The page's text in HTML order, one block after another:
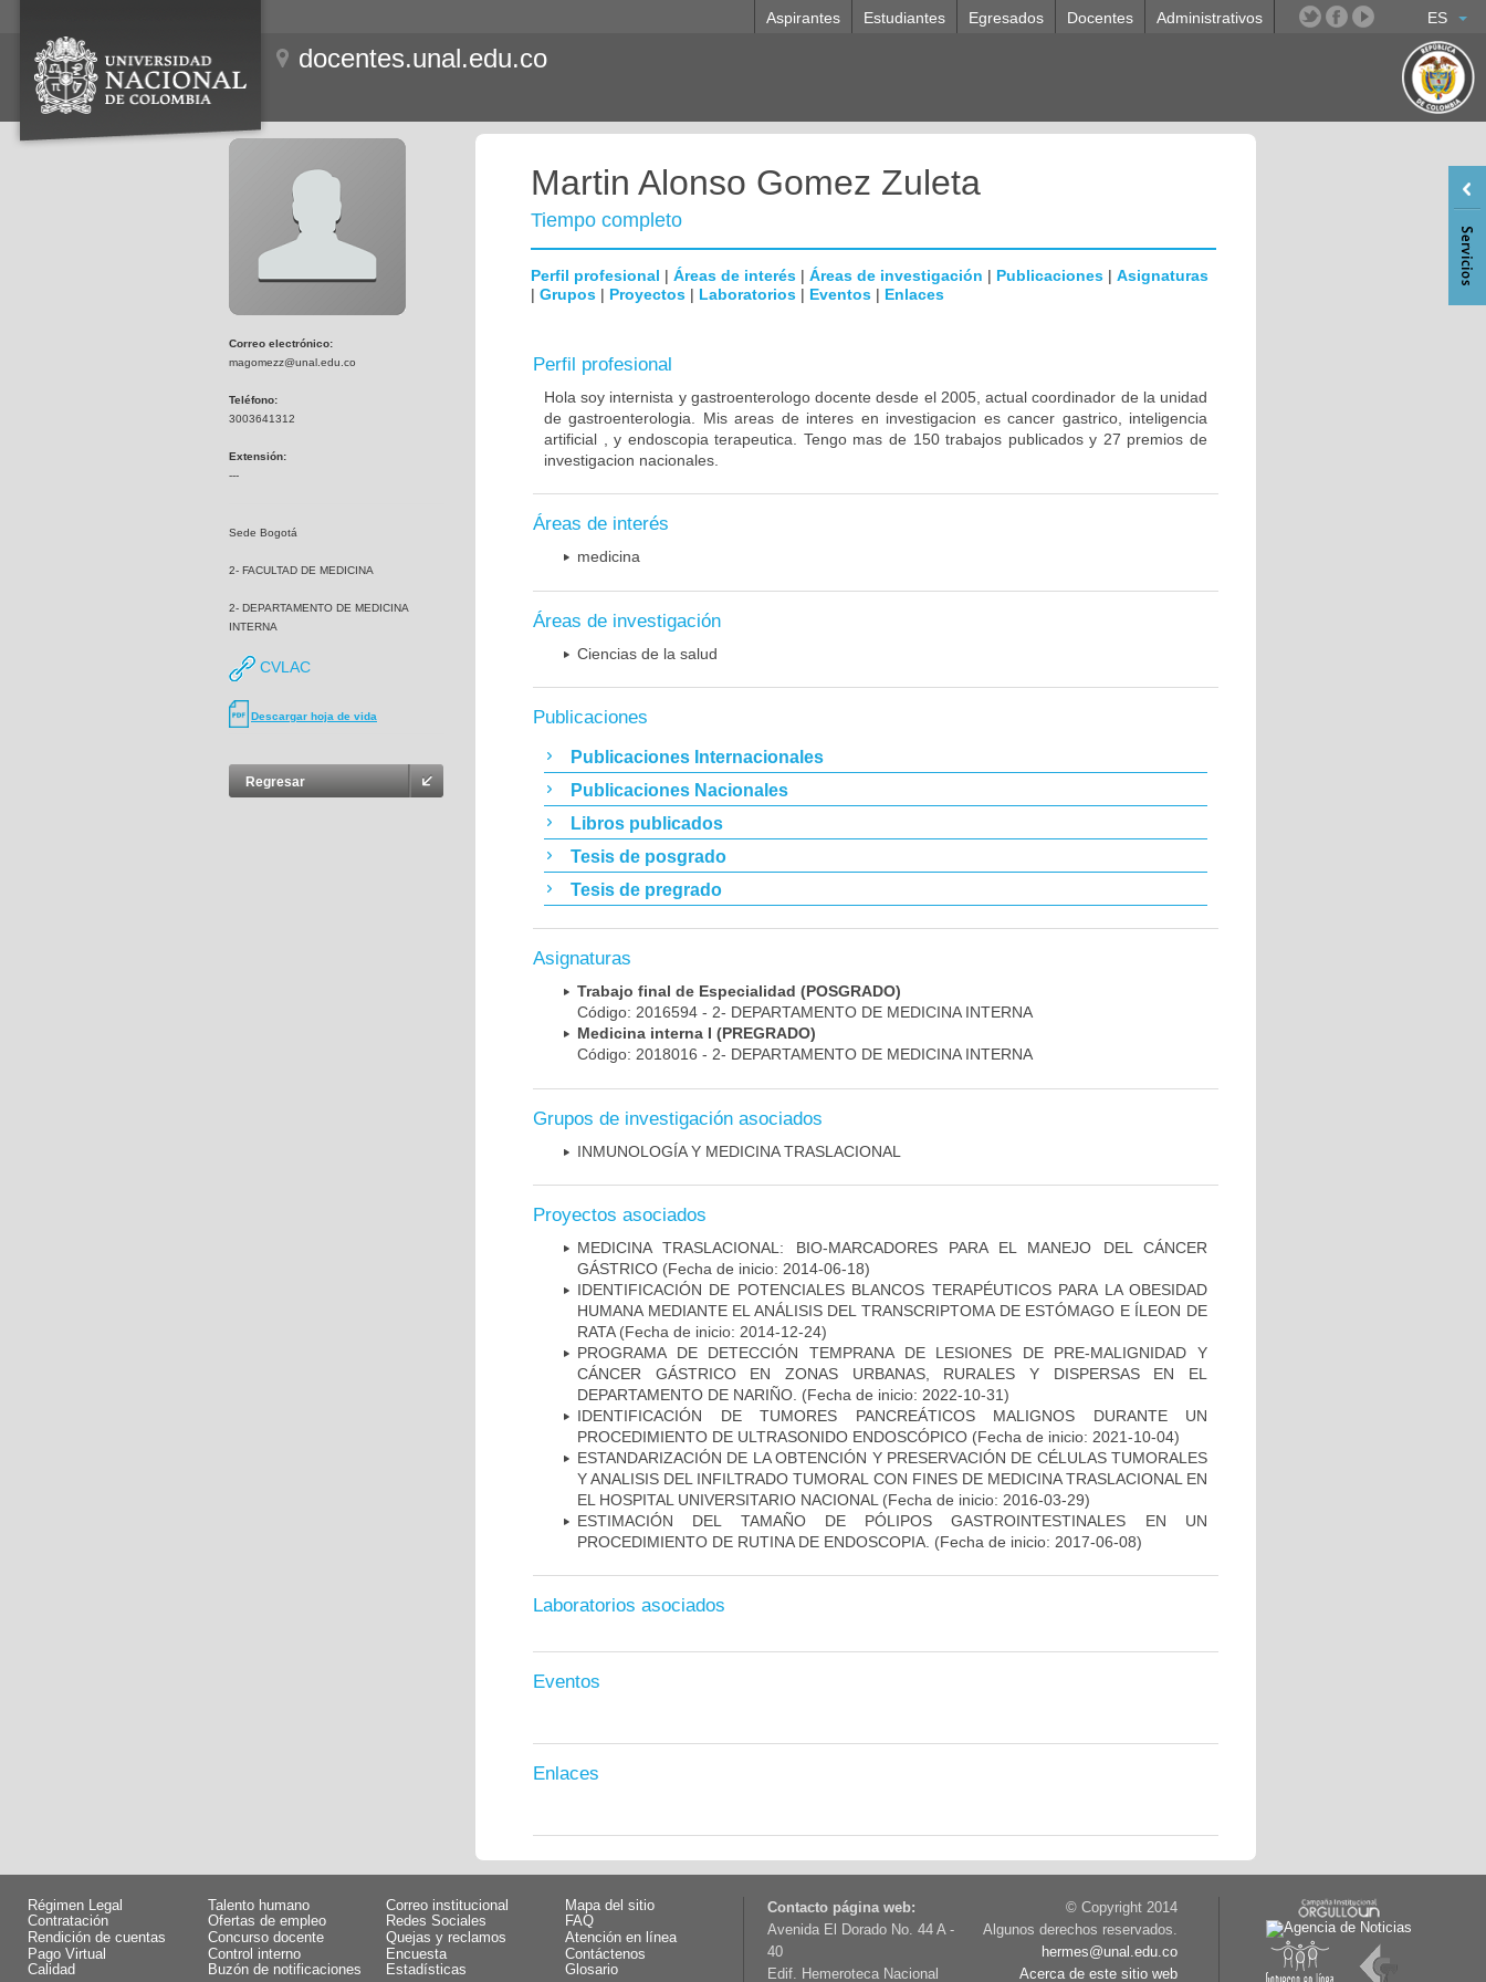
ES
Aspirantes Estudiantes Egresados Docentes Administrativos
docentes.unal.edu.co
Correo electrónico:
magomezz@unal.edu.co
Teléfono:
3003641312
Extensión:
---
Sede Bogotá
2- FACULTAD DE MEDICINA
2- DEPARTAMENTO DE MEDICINA
INTERNA
CVLAC
Descargar hoja de vida
Regresar
Martin Alonso Gomez Zuleta
Tiempo completo
Perfil profesional | Áreas de interés | Áreas de investigación | Publicaciones | Asignaturas
| Grupos | Proyectos | Laboratorios | Eventos | Enlaces
Perfil profesional
Hola soy internista y gastroenterologo docente desde el 2005, actual coordinador de la unidad
de gastroenterologia. Mis areas de interes en investigacion es cancer gastrico, inteligencia
artificial , y endoscopia terapeutica. Tengo mas de 150 trabajos publicados y 27 premios de
investigacion nacionales.
Áreas de interés
medicina
Áreas de investigación
Ciencias de la salud
Publicaciones
Publicaciones Internacionales
Publicaciones Nacionales
Libros publicados
Tesis de posgrado
Tesis de pregrado
Asignaturas
Trabajo final de Especialidad (POSGRADO)
Código: 2016594 - 2- DEPARTAMENTO DE MEDICINA INTERNA
Medicina interna I (PREGRADO)
Código: 2018016 - 2- DEPARTAMENTO DE MEDICINA INTERNA
Grupos de investigación asociados
INMUNOLOGÍA Y MEDICINA TRASLACIONAL
Proyectos asociados
MEDICINA TRASLACIONAL: BIO-MARCADORES PARA EL MANEJO DEL CÁNCER
GÁSTRICO (Fecha de inicio: 2014-06-18)
IDENTIFICACIÓN DE POTENCIALES BLANCOS TERAPÉUTICOS PARA LA OBESIDAD
HUMANA MEDIANTE EL ANÁLISIS DEL TRANSCRIPTOMA DE ESTÓMAGO E ÍLEON DE
RATA(Fecha de inicio: 2014-12-24)
PROGRAMA DE DETECCIÓN TEMPRANA DE LESIONES DE PRE-MALIGNIDAD Y
CÁNCER GÁSTRICO EN ZONAS URBANAS, RURALES Y DISPERSAS EN EL
DEPARTAMENTO DE NARIÑO. (Fecha de inicio: 2022-10-31)
IDENTIFICACIÓN DE TUMORES PANCREÁTICOS MALIGNOS DURANTE UN
PROCEDIMIENTO DE ULTRASONIDO ENDOSCÓPICO (Fecha de inicio: 2021-10-04)
ESTANDARIZACIÓN DE LA OBTENCIÓN Y PRESERVACIÓN DE CÉLULAS TUMORALES
Y ANALISIS DEL INFILTRADO TUMORAL CON FINES DE MEDICINA TRASLACIONAL EN
EL HOSPITAL UNIVERSITARIO NACIONAL (Fecha de inicio: 2016-03-29)
ESTIMACIÓN DEL TAMAÑO DE PÓLIPOS GASTROINTESTINALES EN UN
PROCEDIMIENTO DE RUTINA DE ENDOSCOPIA. (Fecha de inicio: 2017-06-08)
Laboratorios asociados
Eventos
Enlaces
Régimen Legal
Talento humano
Contratación
Ofertas de empleo
Rendición de cuentas
Concurso docente
Pago Virtual
Control interno
Calidad
Buzón de notificaciones
Correo institucional
Mapa del sitio
Redes Sociales
FAQ
Quejas y reclamos
Atención en línea
Encuesta
Contáctenos
Estadísticas
Glosario
Contacto página web:
Avenida El Dorado No. 44 A -
40
Edif. Hemeroteca Nacional
© Copyright 2014
Algunos derechos reservados.
hermes@unal.edu.co
Acerca de este sitio web